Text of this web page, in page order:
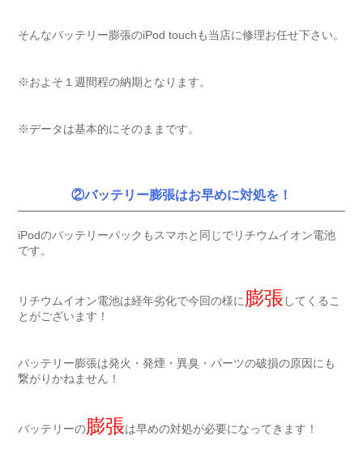
そんなバッテリー膨張のiPod touchも当店に修理お任せ下さい。
※およそ１週間程の納期となります。
※データは基本的にそのままです。
②バッテリー膨張はお早めに対処を！
iPodのバッテリーパックもスマホと同じでリチウムイオン電池
です。
リチウムイオン電池は経年劣化で今回の様に 膨張 してくるこ
とがございます！
バッテリー膨張は発火・発煙・異臭・パーツの破損の原因にも
繋がりかねません！
バッテリーの膨張は早めの対処が必要になってきます！